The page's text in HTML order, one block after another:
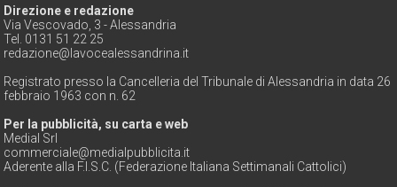
Direzione e redazione
Via Vescovado, 3 - Alessandria
Tel. 0131 51 22 25
redazione@lavocealessandrina.it
Registrato presso la Cancelleria del Tribunale di Alessandria in data 26
febbraio 1963 con n. 62
Per la pubblicità, su carta e web
Medial Srl
commerciale@medialpubblicita.it
Aderente alla F.I.S.C. (Federazione Italiana Settimanali Cattolici)